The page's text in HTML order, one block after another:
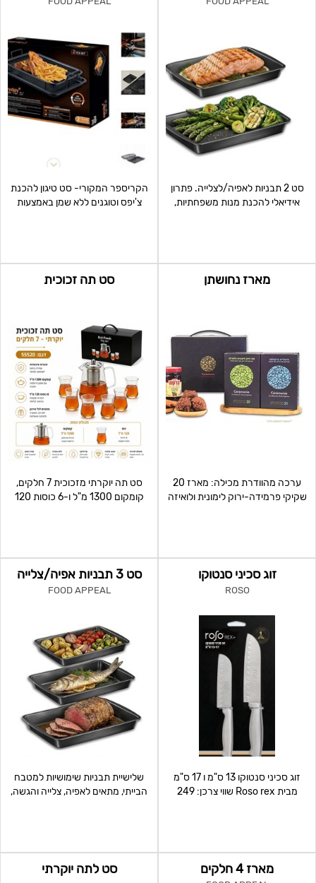
סט 2 תבניות לאפיה/לצלייה. פתרון
אידיאלי להכנת מנות משפחתיות,
הקריספר המקורי- סט טיגון להכנת
צ'יפס וטוגנים ללא שמן באמצעות
מארז נחושתן
ערכה מהוודרת מכילה: מארז 20
שקיקי פרמידה-ירוק לימונית ולואיזה
סט תה זכוכית
סט תה יוקרתי מזכוכית 7 חלקים,
קומקום 1300 מ"ל ו-6 כוסות 120
זוג סכיני סנטוקו
ROSO
זוג סכיני סנטוקו 13 ס"מ ו 17 ס"מ
מבית Roso rex שווי צרכן: 249
סט 3 תבניות אפיה/צלייה
FOOD APPEAL
שלישיית תבניות שימושיות למטבח
הבייתי, מתאים לאפיה, צלייה והגשה,
מארז 4 חלקים סט לתה יוקרתי